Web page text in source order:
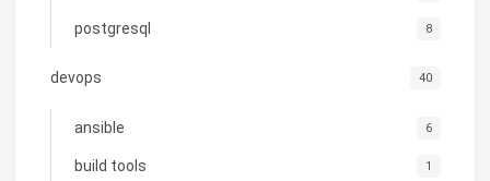
postgresql 8
devops 40
ansible 6
build tools 1